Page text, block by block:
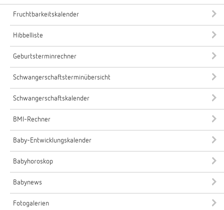
Fruchtbarkeitskalender
Hibbelliste
Geburtsterminrechner
Schwangerschaftsterminübersicht
Schwangerschaftskalender
BMI-Rechner
Baby-Entwicklungskalender
Babyhoroskop
Babynews
Fotogalerien